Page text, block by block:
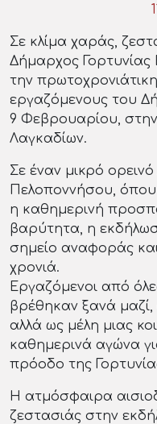
Σε κλίμα χαράς,
Δήμαρχος Γορτυνίας
την
εργαζόμενους του
9 Φεβρουαρίου,
Λαγκαδίων.
Σε έναν μικρό
Πελοποννήσου, όπου
η καθημερινή
βαρύτητα, η
σημείο αναφοράς
χρονιά.
Εργαζόμενοι από
βρέθηκαν ξανά μαζί,
αλλά ως μέλη μιας
καθημερινά αγώνα
πρόοδο της
Η ατμόσφαιρα
ζεστασιάς στην